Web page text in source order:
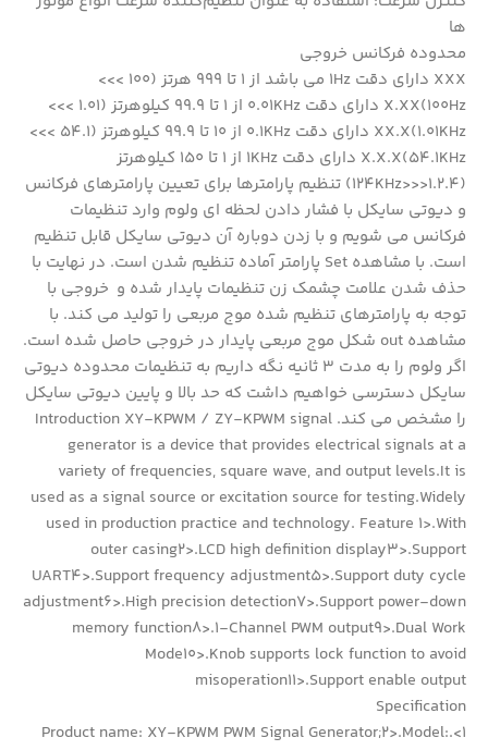
ها
محدوده فرکانس خروجی
XXX دارای دقت 1Hz می باشد از 1 تا 999 هرتز (100 >>>
100Hz)X.XX دارای دقت 0.01KHz از 1 تا 99.9 کیلوهرتز (1.01 >>>
1.01KHz)XX.X دارای دقت 0.1KHz از 10 تا 99.9 کیلوهرتز (54.1 >>>
54.1KHz)X.X.X دارای دقت 1KHz از 1 تا 150 کیلوهرتز
(1.2.4<<<124KHz) تنظیم پارامترها برای تعیین پارامترهای فرکانس
و دیوتی سایکل با فشار دادن لحظه ای ولوم وارد تنظیمات
فرکانس می شویم و با زدن دوباره آن دیوتی سایکل قابل تنظیم
است. با مشاهده Set پارامتر آماده تنظیم شدن است. در نهایت با
حذف شدن علامت چشمک زن تنظیمات پایدار شده و خروجی با
توجه به پارامترهای تنظیم شده موج مربعی را تولید می کند. با
مشاهده out شکل موج مربعی پایدار در خروجی حاصل شده است.
اگر ولوم را به مدت 3 ثانیه نگه داریم به تنظیمات محدوده دیوتی
سایکل دسترسی خواهیم داشت که حد بالا و پایین دیوتی سایکل
را مشخص می کند. Introduction XY-KPWM / ZY-KPWM signal
generator is a device that provides electrical signals at a
variety of frequencies, square wave, and output levels.It is
used as a signal source or excitation source for testing.Widely
used in production practice and technology. Feature 1>.With
outer casing2>.LCD high definition display3>.Support
UART4>.Support frequency adjustment5>.Support duty cycle
adjustment6>.High precision detection7>.Support power-down
memory function8>.1-Channel PWM output9>.Dual Work
Mode10>.Knob supports lock function to avoid
misoperation11>.Support enable output
Specification
1>.Product name: XY-KPWM PWM Signal Generator;2>.Model: